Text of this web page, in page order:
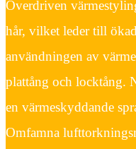
Överdriven
hår, vilket leder till
användningen av
plattång och locktång.
en värmeskyddande
Omfamna